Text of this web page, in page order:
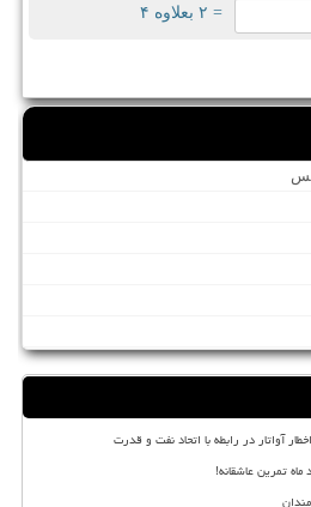
= ۲ بعلاوه ۴
آواتار در رابطه با اتحاد نفت و قدرت
تمرین عاشقانه!